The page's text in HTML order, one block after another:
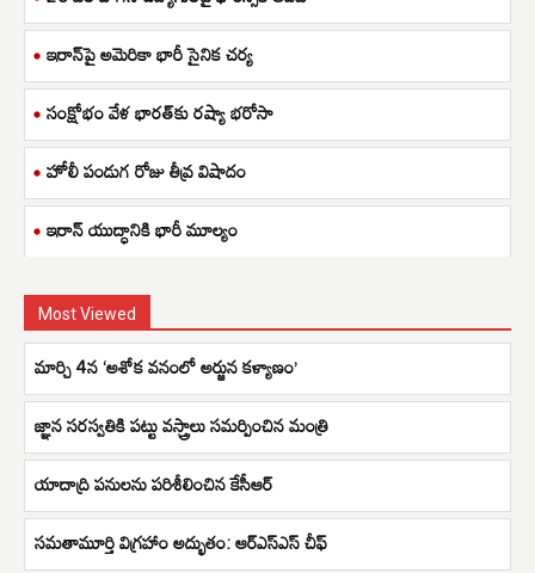
ఇరాన్‌పై అమెరికా భారీ సైనిక చర్య
సంక్షోభం వేళ భారత్‌కు రష్యా భరోసా
హోలీ పండుగ రోజు తీవ్ర విషాదం
ఇరాన్ యుద్ధానికి భారీ మూల్యం
Most Viewed
మార్చి 4న ‘అశోక వనంలో అర్జున కళ్యాణం’
జ్ఞాన సరస్వతికి పట్టు వస్త్రాలు సమర్పించిన మంత్రి
యాదాద్రి పనులను పరిశీలించిన కేసీఆర్
సమతామూర్తి విగ్రహాం అద్భుతం: ఆర్ఎస్ఎస్ చీఫ్